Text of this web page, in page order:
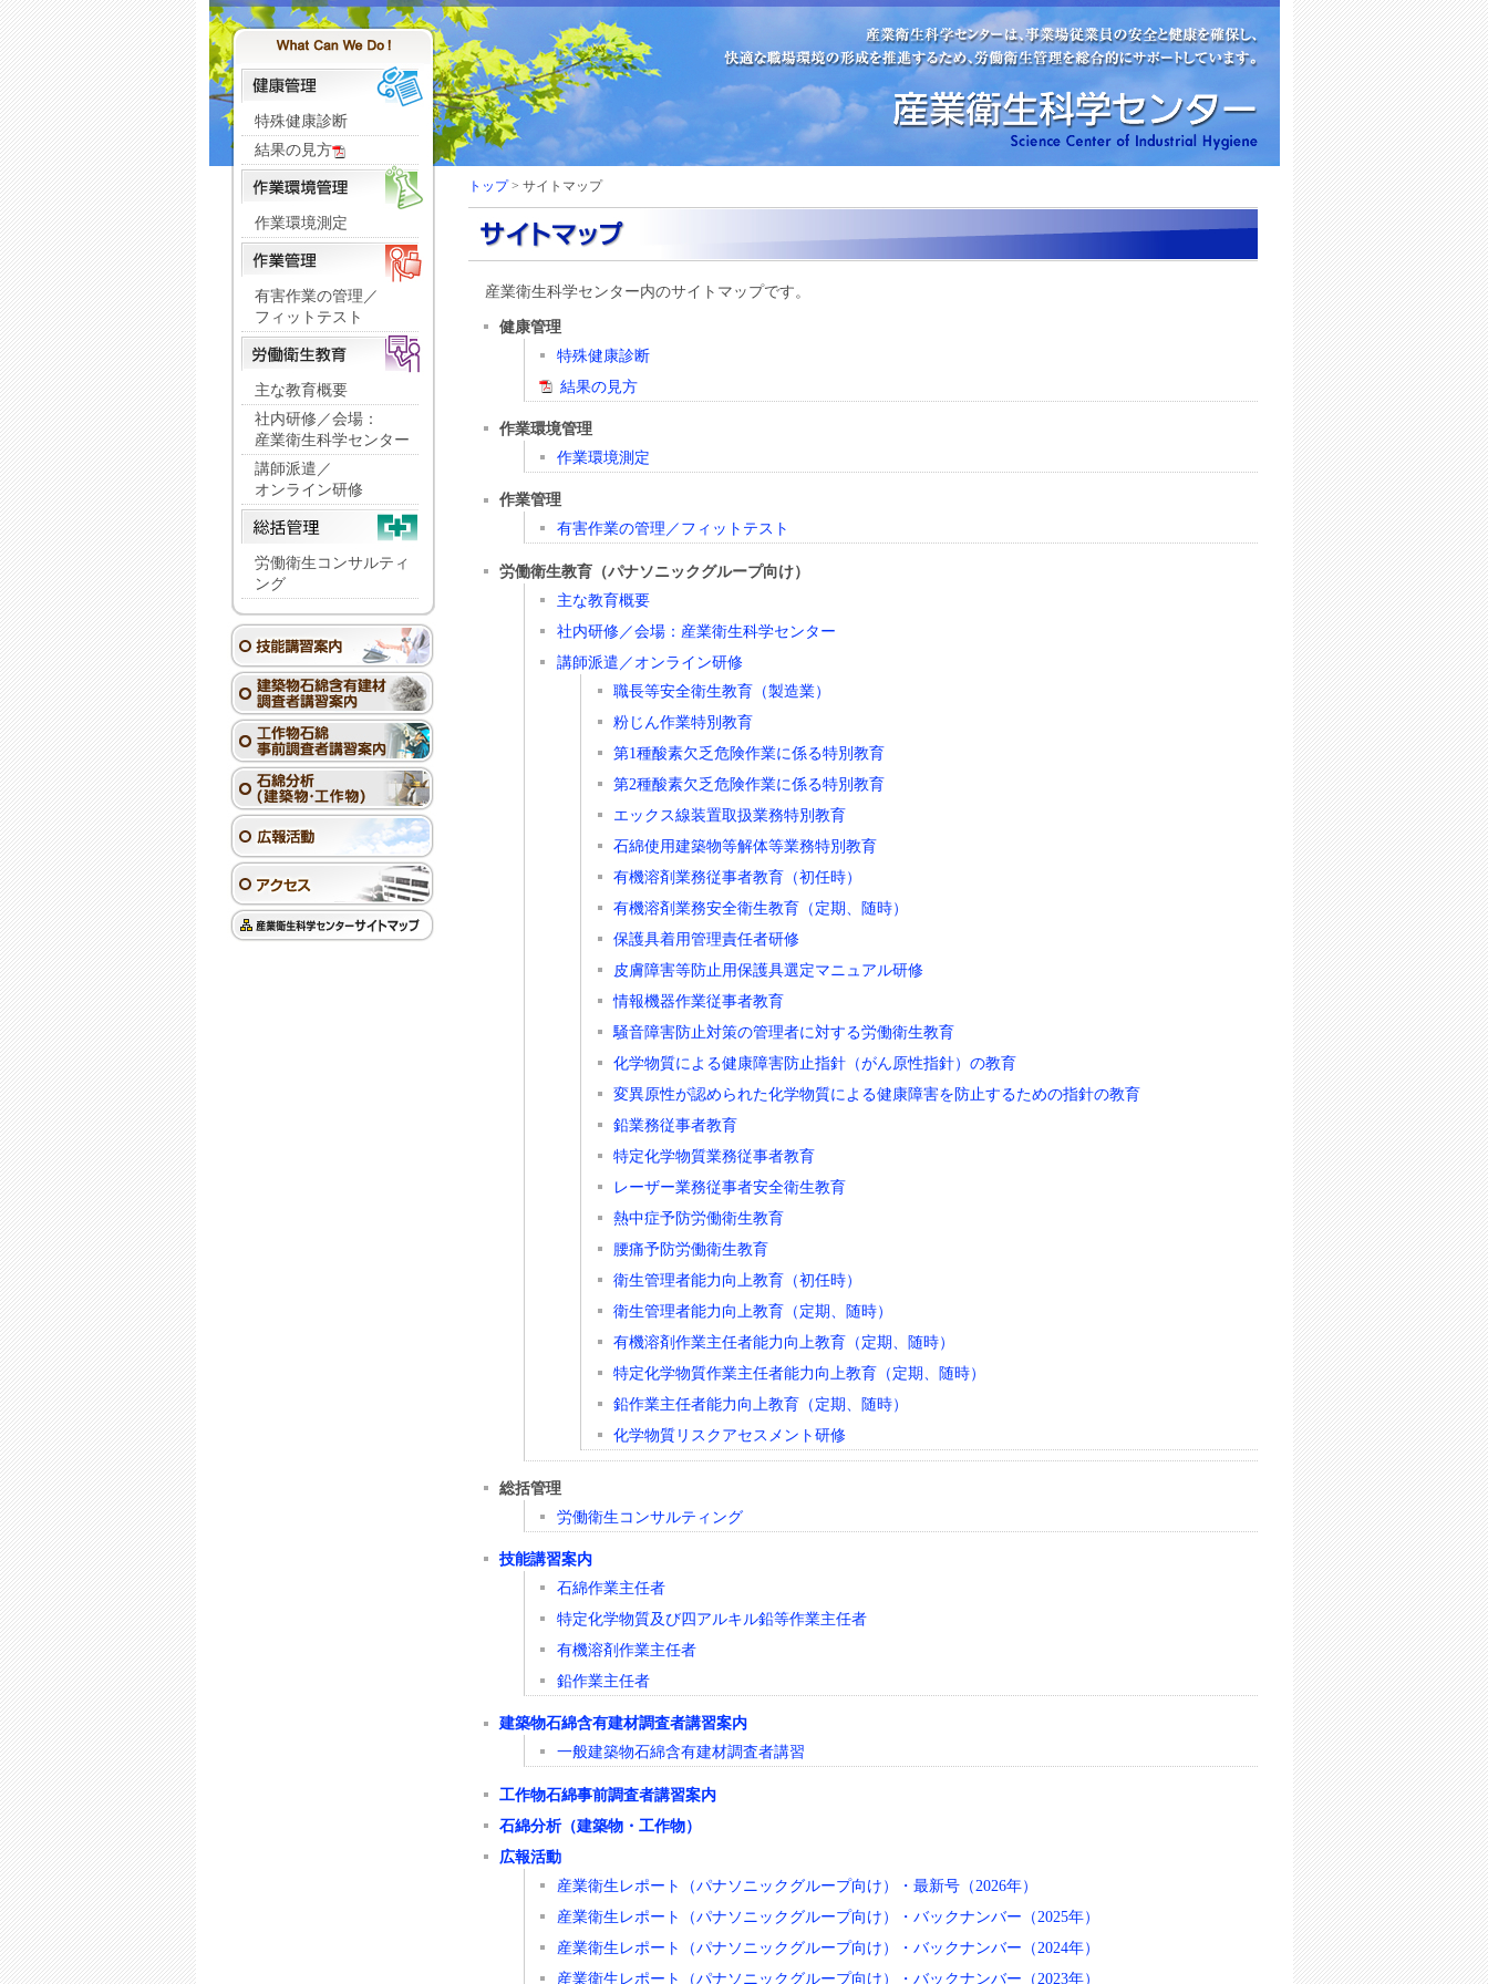
トップ> サイトマップ
産業衛生科学センター内のサイトマップです。
健康管理
特殊健康診断
結果の見方
作業環境管理
作業環境測定
作業管理
有害作業の管理／フィットテスト
労働衛生教育（パナソニックグループ向け）
主な教育概要
社内研修／会場：産業衛生科学センター
講師派遣／オンライン研修
職長等安全衛生教育（製造業）
粉じん作業特別教育
第1種酸素欠乏危険作業に係る特別教育
第2種酸素欠乏危険作業に係る特別教育
エックス線装置取扱業務特別教育
石綿使用建築物等解体等業務特別教育
有機溶剤業務従事者教育（初任時）
有機溶剤業務安全衛生教育（定期、随時）
保護具着用管理責任者研修
皮膚障害等防止用保護具選定マニュアル研修
情報機器作業従事者教育
騒音障害防止対策の管理者に対する労働衛生教育
化学物質による健康障害防止指針（がん原性指針）の教育
変異原性が認められた化学物質による健康障害を防止するための指針の教育
鉛業務従事者教育
特定化学物質業務従事者教育
レーザー業務従事者安全衛生教育
熱中症予防労働衛生教育
腰痛予防労働衛生教育
衛生管理者能力向上教育（初任時）
衛生管理者能力向上教育（定期、随時）
有機溶剤作業主任者能力向上教育（定期、随時）
特定化学物質作業主任者能力向上教育（定期、随時）
鉛作業主任者能力向上教育（定期、随時）
化学物質リスクアセスメント研修
総括管理
労働衛生コンサルティング
技能講習案内
石綿作業主任者
特定化学物質及び四アルキル鉛等作業主任者
有機溶剤作業主任者
鉛作業主任者
建築物石綿含有建材調査者講習案内
一般建築物石綿含有建材調査者講習
工作物石綿事前調査者講習案内
石綿分析（建築物・工作物）
広報活動
産業衛生レポート（パナソニックグループ向け）・最新号（2026年）
産業衛生レポート（パナソニックグループ向け）・バックナンバー（2025年）
産業衛生レポート（パナソニックグループ向け）・バックナンバー（2024年）
産業衛生レポート（パナソニックグループ向け）・バックナンバー（2023年）
特殊健康診断
結果の見方
作業環境測定
有害作業の管理／
フィットテスト
主な教育概要
社内研修／会場：
産業衛生科学センター
講師派遣／
オンライン研修
労働衛生コンサルティ
ング